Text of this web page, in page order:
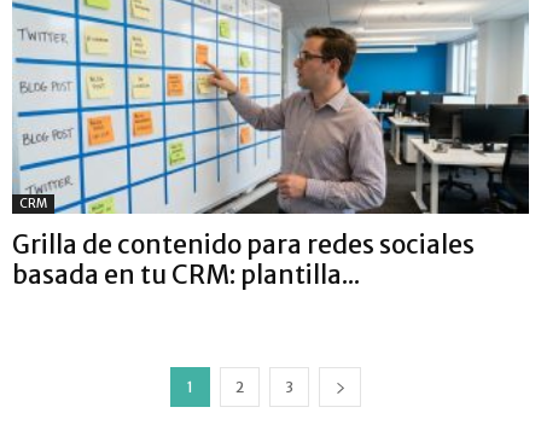
CRM
Grilla de contenido para redes sociales
basada en tu CRM: plantilla...
1 2 3